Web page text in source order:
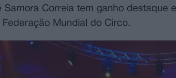
Samora Correia tem ganho destaque
Mundial do Circo.